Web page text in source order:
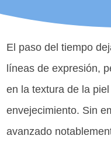
El paso del tiempo
líneas de expresión,
en la textura de la
envejecimiento. Sin
avanzado